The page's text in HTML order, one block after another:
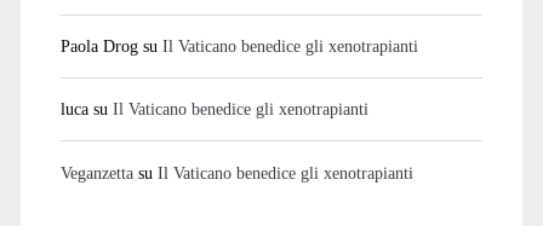
Paola Drogsu Il Vaticano benedice gli xenotrapianti
lucasu Il Vaticano benedice gli xenotrapianti
Veganzettasu Il Vaticano benedice gli xenotrapianti